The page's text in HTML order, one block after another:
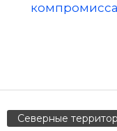
компромисса
Северные